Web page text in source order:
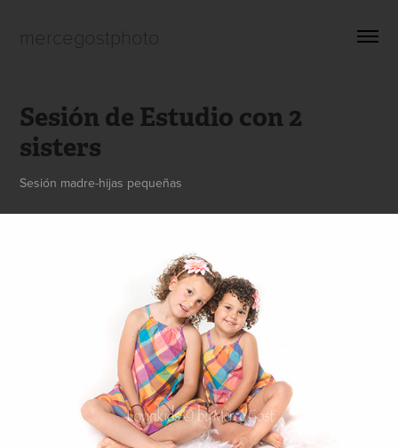
mercegostphoto
Sesión de Estudio con 2
sisters
Sesión madre-hijas pequeñas